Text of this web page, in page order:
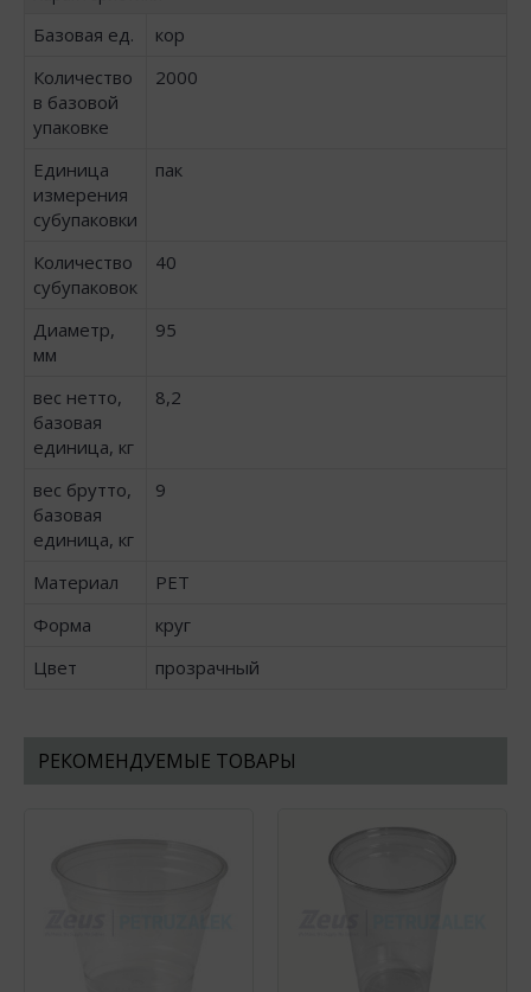
Базовая ед.
кор
Количество
в базовой
упаковке
2000
Единица
измерения
субупаковки
пак
Количество
субупаковок
40
Диаметр,
мм
95
вес нетто,
базовая
единица, кг
8,2
вес брутто,
базовая
единица, кг
9
Материал
PET
Форма
круг
Цвет
прозрачный
РЕКОМЕНДУЕМЫЕ ТОВАРЫ